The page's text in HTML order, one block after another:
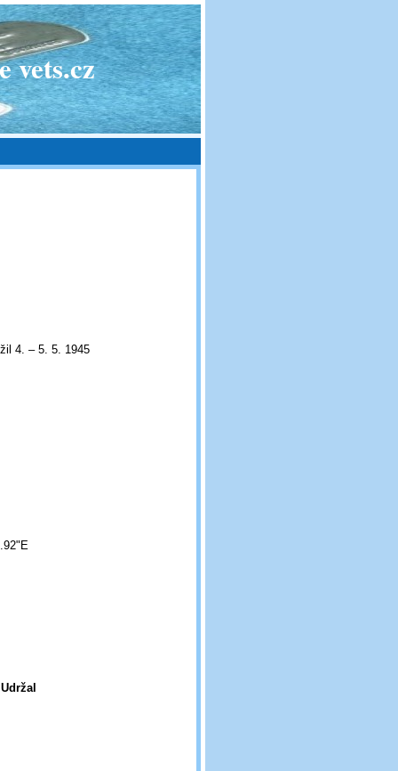
vets.cz
4. – 5. 5. 1945